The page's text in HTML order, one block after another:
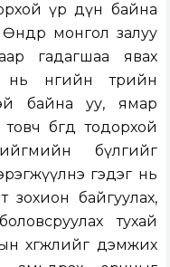
үр дүн байна
монгол залуу
гадагшаа явах
нь өнөөгийн төрийн
байна уу, ямар
бөгөөд тодорхой
бүлгийг
гэдэг нь
зохион байгуулах,
боловсруулах тухай
хөгжлийг дэмжих